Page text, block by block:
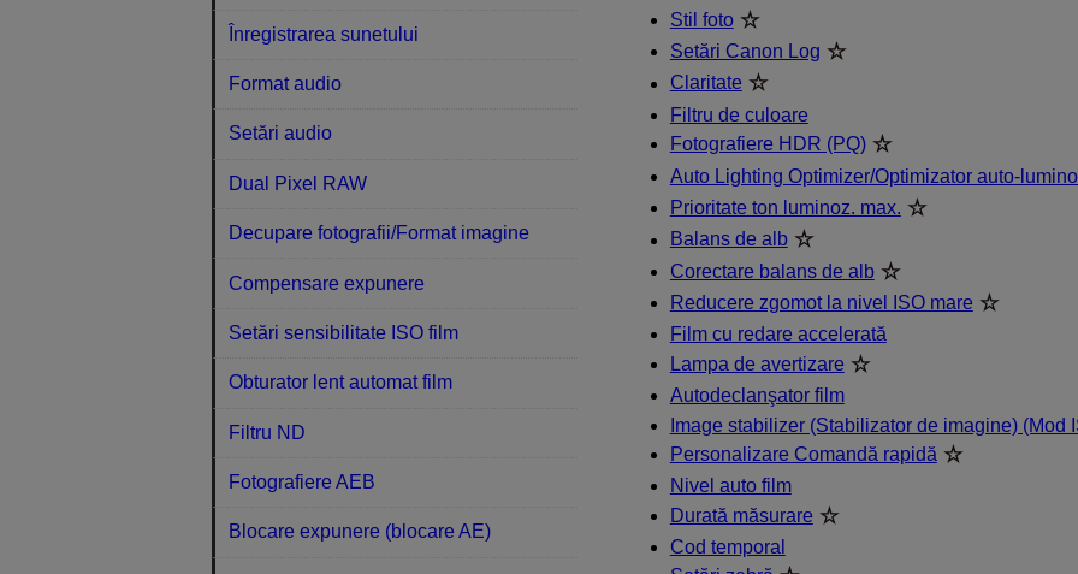
Stil foto
Setări Canon Log
Claritate
Filtru de culoare
Fotografiere HDR (PQ)
Auto Lighting Optimizer/Optimizator auto-
Prioritate ton luminoz. max.
Balans de alb
Corectare balans de alb
Reducere zgomot la nivel ISO mare
Film cu redare accelerată
Lampa de avertizare
Autodeclanşator film
Image stabilizer (Stabilizator de imagine) (Mod
Personalizare Comandă rapidă
Nivel auto film
Durată măsurare
Cod temporal
Înregistrarea sunetului
Format audio
Setări audio
Dual Pixel RAW
Decupare fotografii/Format imagine
Compensare expunere
Setări sensibilitate ISO film
Obturator lent automat film
Filtru ND
Fotografiere AEB
Blocare expunere (blocare AE)